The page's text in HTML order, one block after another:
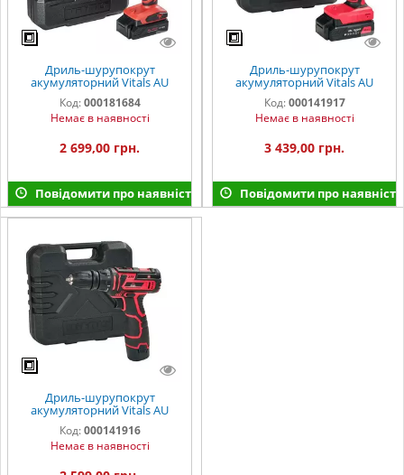
Дриль-шурупокрут
акумуляторний Vitals AU
14/2KP
Код: 000181684
Немає в наявності
2 699,00 грн.
Повідомити про наявність
Дриль-шурупокрут
акумуляторний Vitals AU
18/2KP QC
Код: 000141917
Немає в наявності
3 439,00 грн.
Повідомити про наявність
Дриль-шурупокрут
акумуляторний Vitals AU
12/2KP QC
Код: 000141916
Немає в наявності